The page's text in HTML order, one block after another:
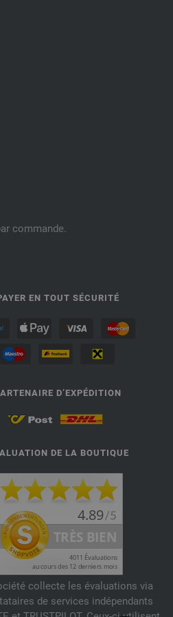
commande.
EN TOUT SÉCURITÉ
D’EXPÉDITION
DE LA BOUTIQUE
collecte les évaluations via
de services indépendants